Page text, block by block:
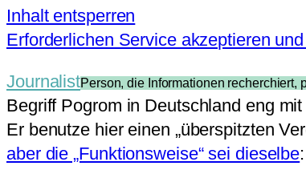
Inhalt entsperren
Erforderlichen Service akzeptieren
JournalistPerson, die Informationen recherchiert,
Begriff Pogrom in Deutschland eng
Er benutze hier einen „überspitzten
aber die „Funktionsweise“ sei dieselbe: